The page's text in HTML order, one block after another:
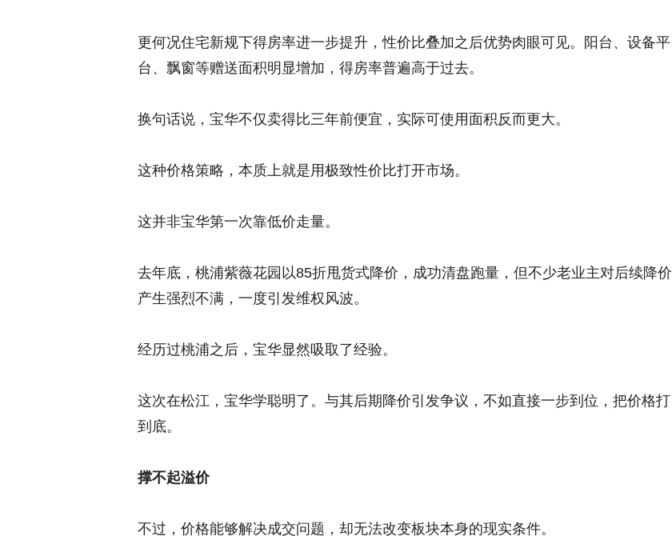
更何况住宅新规下得房率进一步提升，性价比叠加之后优势肉眼可见。阳台、设备平
台、飘窗等赠送面积明显增加，得房率普遍高于过去。
换句话说，宝华不仅卖得比三年前便宜，实际可使用面积反而更大。
这种价格策略，本质上就是用极致性价比打开市场。
这并非宝华第一次靠低价走量。
去年底，桃浦紫薇花园以85折甩货式降价，成功清盘跑量，但不少老业主对后续降价
产生强烈不满，一度引发维权风波。
经历过桃浦之后，宝华显然吸取了经验。
这次在松江，宝华学聪明了。与其后期降价引发争议，不如直接一步到位，把价格打
到底。
撑不起溢价
不过，价格能够解决成交问题，却无法改变板块本身的现实条件。